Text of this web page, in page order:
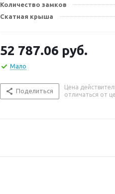
Количество замков
Скатная крыша
52 787.06 руб.
Мало
Поделиться
Цена
отличаться от